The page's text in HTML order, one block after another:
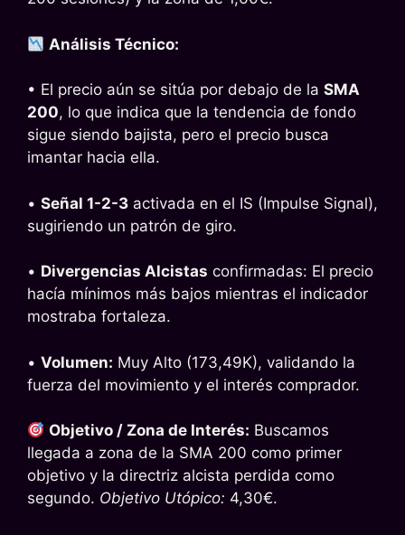
Análisis Técnico:
• El precio aún se sitúa por debajo de la SMA
200, lo que indica que la tendencia de fondo
sigue siendo bajista, pero el precio busca
imantar hacia ella.
• Señal 1-2-3 activada en el IS (Impulse Signal),
sugiriendo un patrón de giro.
• Divergencias Alcistas confirmadas: El precio
hacía mínimos más bajos mientras el indicador
mostraba fortaleza.
• Volumen: Muy Alto (173,49K), validando la
fuerza del movimiento y el interés comprador.
Objetivo / Zona de Interés: Buscamos
llegada a zona de la SMA 200 como primer
objetivo y la directriz alcista perdida como
segundo. Objetivo Utópico: 4,30€.